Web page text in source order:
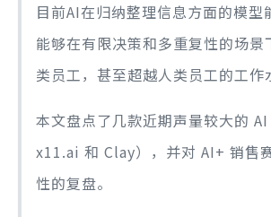
目前AI在归纳整理信息方面的模型
能够在有限决策和多重复性的场景
类员工，甚至超越人类员工的工作
本文盘点了几款近期声量较大的
x11.ai 和 Clay），并对 AI+ 销售
性的复盘。